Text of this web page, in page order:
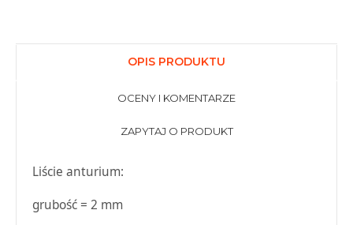
OPIS PRODUKTU
OCENY I KOMENTARZE
ZAPYTAJ O PRODUKT
Liście anturium:
grubość = 2 mm